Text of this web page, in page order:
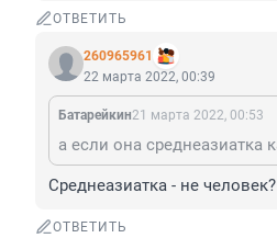
ОТВЕТИТЬ
260965961
22 марта 2022, 00:39
Батарейкин21 марта 2022, 00:53
Среднеазиатка - не человек?
ОТВЕТИТЬ